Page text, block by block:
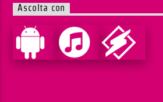
Ascolta con